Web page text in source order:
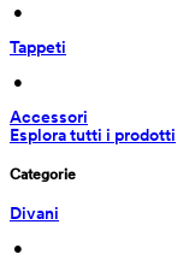
•
Tappeti
•
Accessori
Esplora tutti i prodotti
Categorie
Divani
•